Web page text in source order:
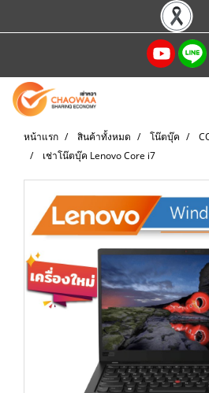
หน้าแรก สินค้าทั้งหมด โน๊ตบุ๊ค
เช่าโน๊ตบุ๊ค Lenovo Core i7